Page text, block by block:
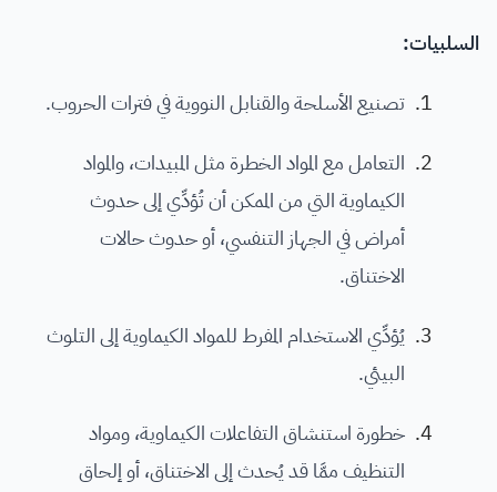
السلبيات:
تصنيع الأسلحة والقنابل النووية في فترات الحروب.
التعامل مع المواد الخطرة مثل المبيدات، والمواد
الكيماوية التي من الممكن أن تُؤدِّي إلى حدوث
أمراض في الجهاز التنفسي، أو حدوث حالات
الاختناق.
يُؤدِّي الاستخدام المفرط للمواد الكيماوية إلى التلوث
البيئي.
خطورة استنشاق التفاعلات الكيماوية، ومواد
التنظيف ممَّا قد يُحدث إلى الاختناق، أو إلحاق